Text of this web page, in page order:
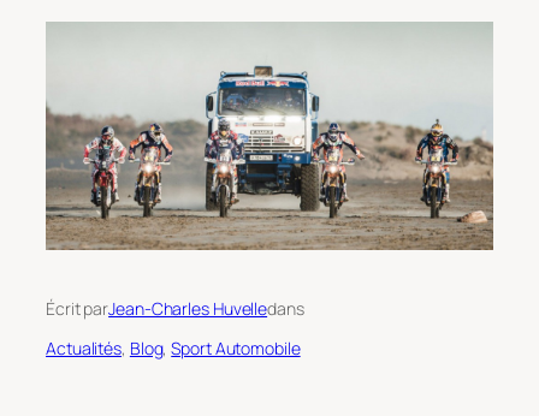
Écrit parJean-Charles Huvelledans
Actualités, Blog, Sport Automobile